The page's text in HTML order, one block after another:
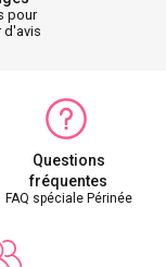
pour
d'avis
Questions
fréquentes
FAQ spéciale Périnée